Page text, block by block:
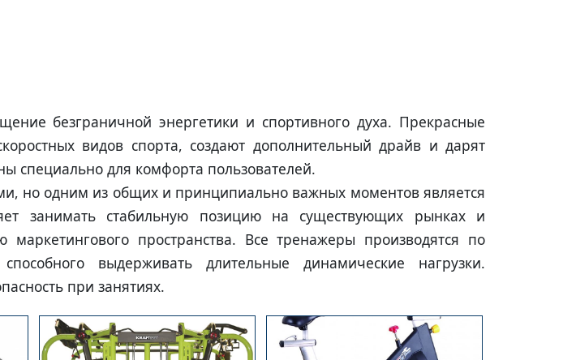
безграничной энергетики и спортивного духа. Прекрасные
видов спорта, создают дополнительный драйв и дарят
специально для комфорта пользователей.
но одним из общих и принципиально важных моментов является
занимать стабильную позицию на существующих рынках и
пространства. Все тренажеры производятся по
выдерживать длительные динамические нагрузки.
при занятиях.